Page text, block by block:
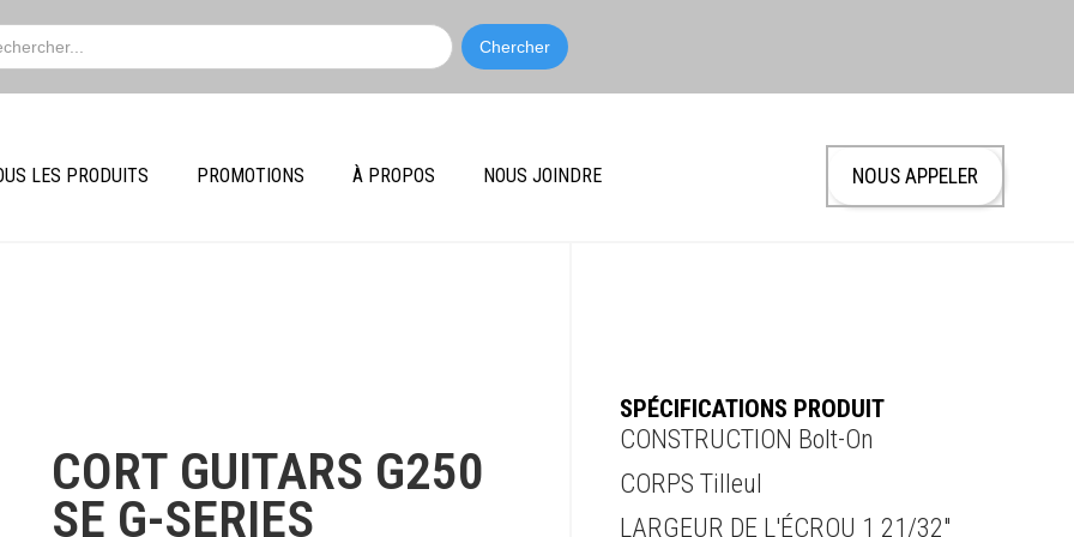
LES PRODUITS PROMOTIONS À PROPOS NOUS JOINDRE NOUS APPELER
CORT GUITARS G250
SE G-SERIES
SPÉCIFICATIONS PRODUIT
CONSTRUCTION Bolt-On
CORPS Tilleul
LARGEUR DE L'ÉCROU 1 21/32"